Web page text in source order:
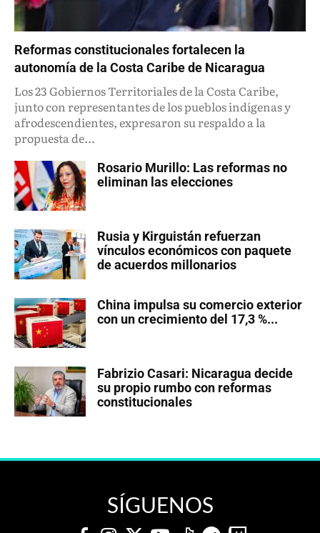
Reformas constitucionales fortalecen la
autonomía de la Costa Caribe de Nicaragua
Los 23 Gobiernos Territoriales de la Costa Caribe,
junto con representantes de los pueblos indígenas y
afrodescendientes, expresaron su respaldo a la
propuesta de...
Rosario Murillo: Las reformas no
eliminan las elecciones
Rusia y Kirguistán refuerzan
vínculos económicos con paquete
de acuerdos millonarios
China impulsa su comercio exterior
con un crecimiento del 17,3 %...
Fabrizio Casari: Nicaragua decide
su propio rumbo con reformas
constitucionales
SÍGUENOS